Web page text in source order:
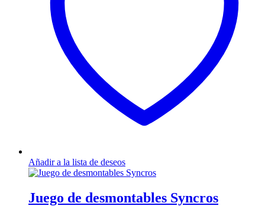
Añadir a la lista de deseos
Juego de desmontables Syncros